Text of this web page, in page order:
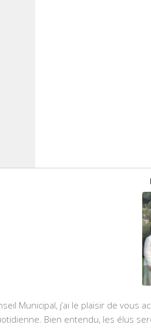
Municipal, j’ai le plaisir de
Bien entendu, les élus